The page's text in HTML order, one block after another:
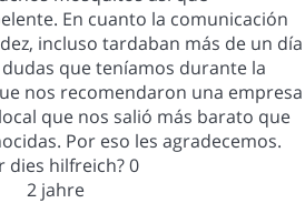
En cuanto la comunicación
incluso tardaban más de un día
que teníamos durante la
nos recomendaron una empresa
que nos salió más barato que
Por eso les agradecemos.
dies hilfreich?0
2 jahre